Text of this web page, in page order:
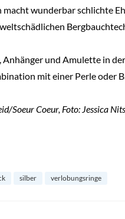
wunderbar schlichte
und Amulette in
mit einer Perle oder
Soeur Coeur, Foto: Jessica
silber verlobungsringe